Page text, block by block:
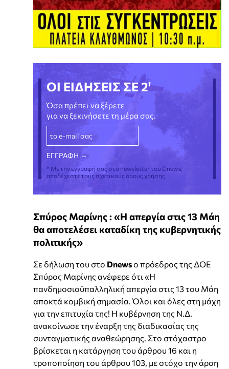
ΟΙ ΕΙΔΗΣΕΙΣ ΣΕ 2'
Όσα πρέπει να ξέρετε
για να ξεκινήσετε τη μέρα σας.
* Με την εγγραφή σας στο newsletter του Dnews,
αποδέχεστε τους σχετικούς όρους χρήσης
Σπύρος Μαρίνης : «Η απεργία στις 13 Μάη
θα αποτελέσει καταδίκη της κυβερνητικής
πολιτικής»
Σε δήλωση του στο Dnewsο πρόεδρος της ΔΟΕ
Σπύρος Μαρίνης ανέφερε ότι «Η
πανδημοσιοϋπαλληλική απεργία στις 13 του Μάη
αποκτά κομβική σημασία. Όλοι και όλες στη μάχη
για την επιτυχία της! Η κυβέρνηση της Ν.Δ.
ανακοίνωσε την έναρξη της διαδικασίας της
συνταγματικής αναθεώρησης. Στο στόχαστρο
βρίσκεται η κατάργηση του άρθρου 16 και η
τροποποίηση του άρθρου 103, με στόχο την άρση